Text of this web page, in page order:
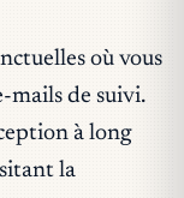
où vous
mails de suivi.
à long
la